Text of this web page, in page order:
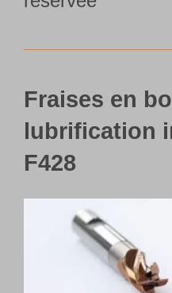
Fraises en
lubrification
F428